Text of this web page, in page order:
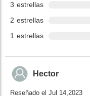
3 estrellas
2 estrellas
1 estrellas
Hector
Reseñado el Jul 14,2023